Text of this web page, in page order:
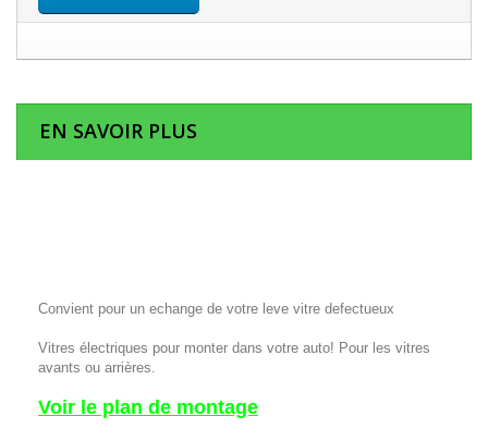
EN SAVOIR PLUS
Convient pour un echange de votre leve vitre defectueux
Vitres électriques pour monter dans votre auto! Pour les vitres
avants ou arrières.
Voir le plan de montage